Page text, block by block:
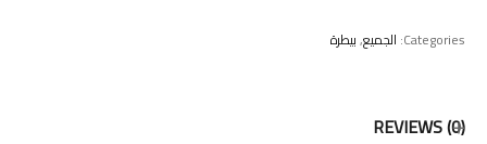
Categories: الجميع,بيطرة
REVIEWS (0)